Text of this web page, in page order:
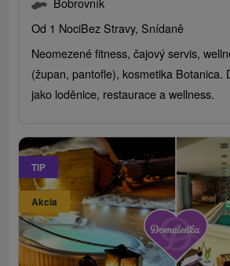
Od 1 NociBez Stravy, Snídaně
Neomezené fitness, čajový servis,
(župan, pantofle), kosmetika Botanica.
jako loděnice, restaurace a wellness.
TIP
Akcia